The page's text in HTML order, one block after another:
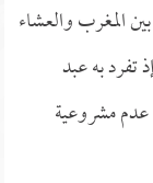
المغرب والعشاء
به عبد
عدم مشروعية